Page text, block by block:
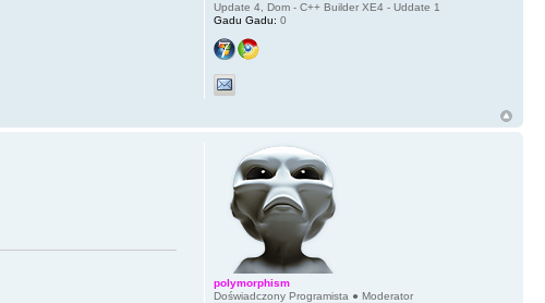
Update 4, Dom - C++ Builder XE4 - Uddate 1
Gadu Gadu: 0
polymorphism
Doświadczony Programista ● Moderator